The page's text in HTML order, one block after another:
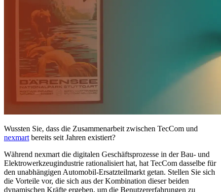
Wussten Sie, dass die Zusammenarbeit zwischen TecCom und
nexmart bereits seit Jahren existiert?
Während nexmart die digitalen Geschäftsprozesse in der Bau- und
Elektrowerkzeugindustrie rationalisiert hat, hat TecCom dasselbe für
den unabhängigen Automobil-Ersatzteilmarkt getan. Stellen Sie sich
die Vorteile vor, die sich aus der Kombination dieser beiden
dynamischen Kräfte ergeben, um die Benutzererfahrungen zu